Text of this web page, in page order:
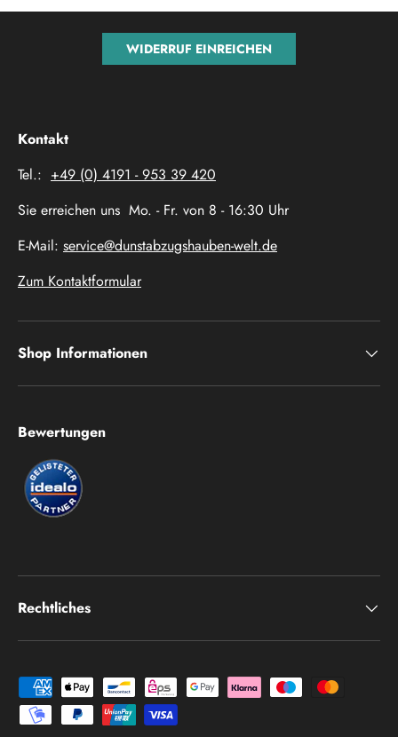
WIDERRUF EINREICHEN
Kontakt
Tel.: +49 (0) 4191 - 953 39 420
Sie erreichen uns Mo. - Fr. von 8 - 16:30 Uhr
E-Mail: service@dunstabzugshauben-welt.de
Zum Kontaktformular
Shop Informationen
Bewertungen
Rechtliches
Zahlungsmethoden